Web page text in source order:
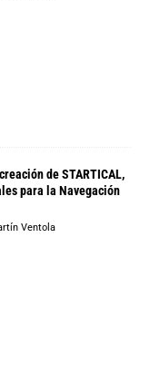
de STARTICAL,
para la Navegación
Ventola